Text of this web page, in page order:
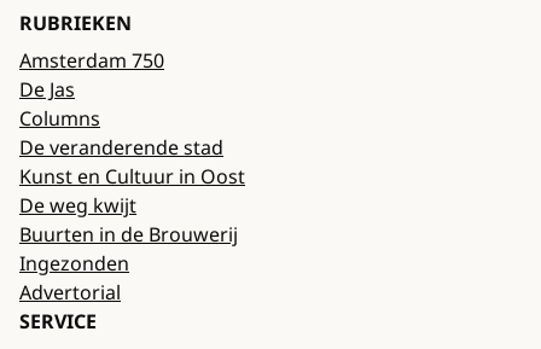
RUBRIEKEN
Amsterdam 750
De Jas
Columns
De veranderende stad
Kunst en Cultuur in Oost
De weg kwijt
Buurten in de Brouwerij
Ingezonden
Advertorial
SERVICE